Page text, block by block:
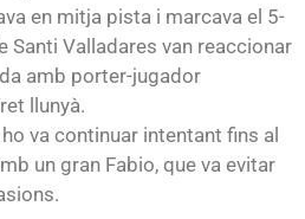
en mitja pista i marcava el 5-
Santi Valladares van reaccionar
amb porter-jugador
llunyà.
va continuar intentant fins al
un gran Fabio, que va evitar